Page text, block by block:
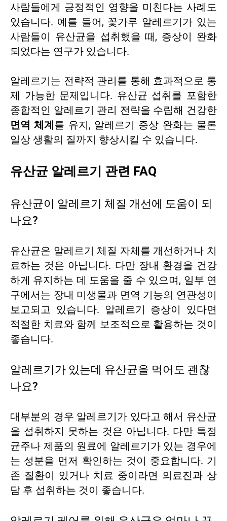
사람들에게 긍정적인 영향을 미친다는 사례도
있습니다. 예를 들어, 꽃가루 알레르기가 있는
사람들이 유산균을 섭취했을 때, 증상이 완화
되었다는 연구가 있습니다.
알레르기는 전략적 관리를 통해 효과적으로 통
제 가능한 문제입니다. 유산균 섭취를 포함한
종합적인 알레르기 관리 전략을 수립해 건강한
면역 체계 를 유지, 알레르기 증상 완화는 물론
일상 생활의 질까지 향상시킬 수 있습니다.
유산균 알레르기 관련 FAQ
유산균이 알레르기 체질 개선에 도움이 되
나요?
유산균은 알레르기 체질 자체를 개선하거나 치
료하는 것은 아닙니다. 다만 장내 환경을 건강
하게 유지하는 데 도움을 줄 수 있으며, 일부 연
구에서는 장내 미생물과 면역 기능의 연관성이
보고되고 있습니다. 알레르기 증상이 있다면
적절한 치료와 함께 보조적으로 활용하는 것이
좋습니다.
알레르기가 있는데 유산균을 먹어도 괜찮
나요?
대부분의 경우 알레르기가 있다고 해서 유산균
을 섭취하지 못하는 것은 아닙니다. 다만 특정
균주나 제품의 원료에 알레르기가 있는 경우에
는 성분을 먼저 확인하는 것이 중요합니다. 기
존 질환이 있거나 치료 중이라면 의료진과 상
담 후 섭취하는 것이 좋습니다.